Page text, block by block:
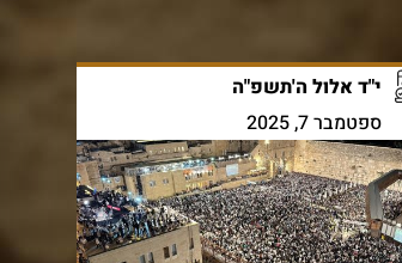
י"ד אלול ה'תשפ"ה
ספטמבר 7, 2025